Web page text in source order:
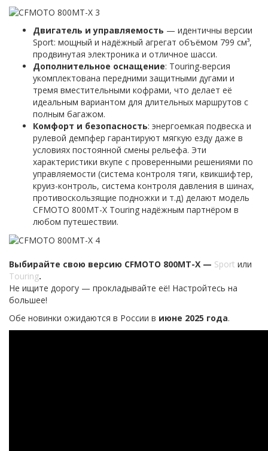
Двигатель и управляемость — идентичны версии
Sport: мощный и надёжный агрегат объёмом 799 см³,
продвинутая электроника и отличное шасси.
Дополнительное оснащение: Touring-версия
укомплектована передними защитными дугами и
тремя вместительными кофрами, что делает её
идеальным вариантом для длительных маршрутов с
полным багажом.
Комфорт и безопасность: энергоемкая подвеска и
рулевой демпфер гарантируют мягкую езду даже в
условиях постоянной смены рельефа. Эти
характеристики вкупе с проверенными решениями по
управляемости (система контроля тяги, квикшифтер,
круиз-контроль, система контроля давления в шинах,
противоскользящие подножки и т.д) делают модель
CFMOTO 800MT-X Touring надёжным партнёром в
любом путешествии.
Выбирайте свою версию CFMOTO 800MT-X — Sport или
Touring.
Не ищите дорогу — прокладывайте её! Настройтесь на
большее!
Обе новинки ожидаются в России в июне 2025 года.